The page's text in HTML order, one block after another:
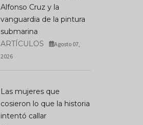
Alfonso Cruz y la
vanguardia de la pintura
submarina
ARTÍCULOS
Agosto 07,
2026
Las mujeres que
cosieron lo que la historia
intentó callar